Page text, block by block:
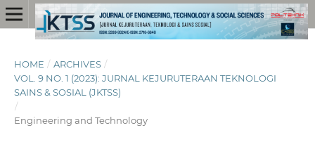
HOME / ARCHIVES /
VOL. 9 NO. 1 (2023): JURNAL KEJURUTERAAN TEKNOLOGI
SAINS & SOSIAL (JKTSS)
/
Engineering and Technology